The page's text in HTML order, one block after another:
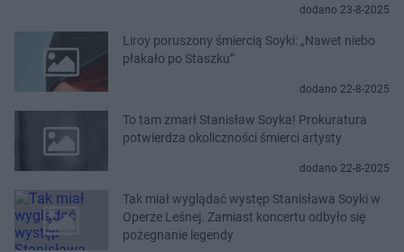
dodano 23-8-2025
Liroy poruszony śmiercią Soyki: „Nawet niebo
płakało po Staszku”
dodano 22-8-2025
To tam zmarł Stanisław Soyka! Prokuratura
potwierdza okoliczności śmierci artysty
dodano 22-8-2025
Tak miał wyglądać występ Stanisława Soyki w
Operze Leśnej. Zamiast koncertu odbyło się
pożegnanie legendy